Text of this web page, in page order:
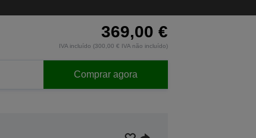
369,00 €
IVA incluído (300,00 € IVA não incluído)
Comprar agora